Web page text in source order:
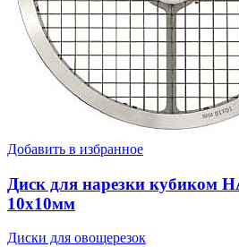
Добавить в избранное
Диск для нарезки кубиком
10х10мм
Диски для овощерезок